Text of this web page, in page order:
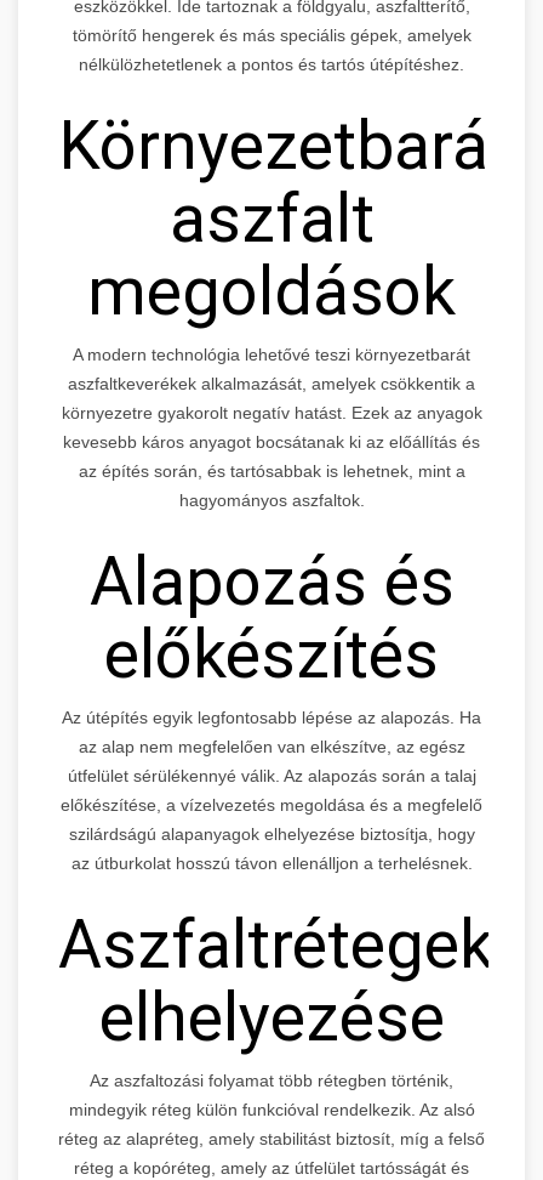
eszközökkel. Ide tartoznak a földgyalu, aszfaltterítő,
tömörítő hengerek és más speciális gépek, amelyek
nélkülözhetetlenek a pontos és tartós útépítéshez.
Környezetbarát
aszfalt
megoldások
A modern technológia lehetővé teszi környezetbarát
aszfaltkeverékek alkalmazását, amelyek csökkentik a
környezetre gyakorolt negatív hatást. Ezek az anyagok
kevesebb káros anyagot bocsátanak ki az előállítás és
az építés során, és tartósabbak is lehetnek, mint a
hagyományos aszfaltok.
Alapozás és
előkészítés
Az útépítés egyik legfontosabb lépése az alapozás. Ha
az alap nem megfelelően van elkészítve, az egész
útfelület sérülékennyé válik. Az alapozás során a talaj
előkészítése, a vízelvezetés megoldása és a megfelelő
szilárdságú alapanyagok elhelyezése biztosítja, hogy
az útburkolat hosszú távon ellenálljon a terhelésnek.
Aszfaltrétegek
elhelyezése
Az aszfaltozási folyamat több rétegben történik,
mindegyik réteg külön funkcióval rendelkezik. Az alsó
réteg az alapréteg, amely stabilitást biztosít, míg a felső
réteg a kopóréteg, amely az útfelület tartósságát és